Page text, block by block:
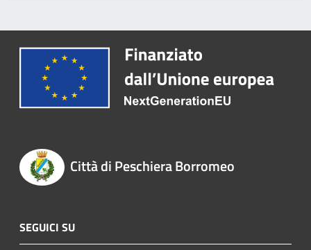
Città di Peschiera Borromeo
SEGUICI SU